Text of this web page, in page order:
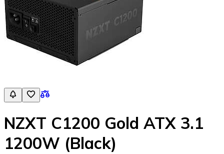
NZXT C1200 Gold ATX 3.1
1200W (Black)